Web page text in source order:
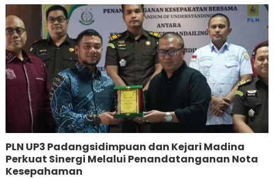
PLN UP3 Padangsidimpuan dan Kejari Madina
Perkuat Sinergi Melalui Penandatanganan Nota
Kesepahaman